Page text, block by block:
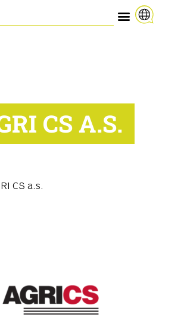
CS A.S.
CS a.s.